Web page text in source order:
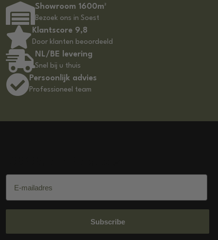
Showroom 1600m²
Bezoek ons in Soest
Klantscore 9,8
Door klanten beoordeeld
NL/BE levering
Snel bij u thuis
Persoonlijk advies
Professioneel team
Subscribe